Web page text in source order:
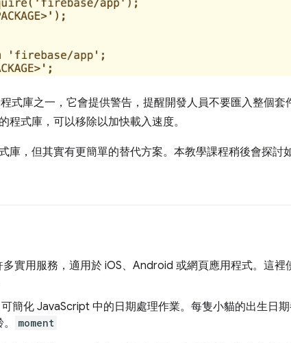
式庫之一，它會提供警告，提醒開發人員不要匯入整個套
程式庫，可以移除以加快載入速度。
庫，但其實有更簡單的替代方案。本教學課程稍後會探討
多實用服務，適用於 iOS、Android 或網頁應用程式。這裡
可簡化 JavaScript 中的日期處理作業。每隻小貓的出生日
moment